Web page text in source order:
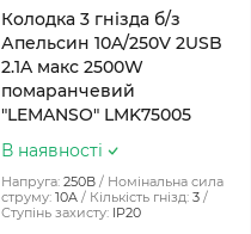
Колодка 3 гнізда б/з
Апельсин 10A/250V 2USB
2.1A макс 2500W
помаранчевий
"LEMANSO" LMK75005
В наявності
Напруга: 250В
Номінальна сила
струму: 10A Кількість гнізд: 3
Ступінь захисту: IP20